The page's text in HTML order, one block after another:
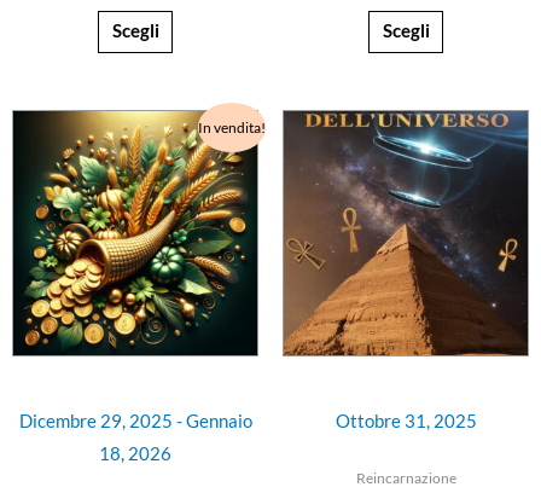
Scegli Scegli
In vendita!
Dicembre 29, 2025 - Gennaio
18, 2026
Il
prezzo
originale
era:
€150,00.
Il
prezzo
attuale
è:
€130,00.
Ottobre 31, 2025
Reincarnazione